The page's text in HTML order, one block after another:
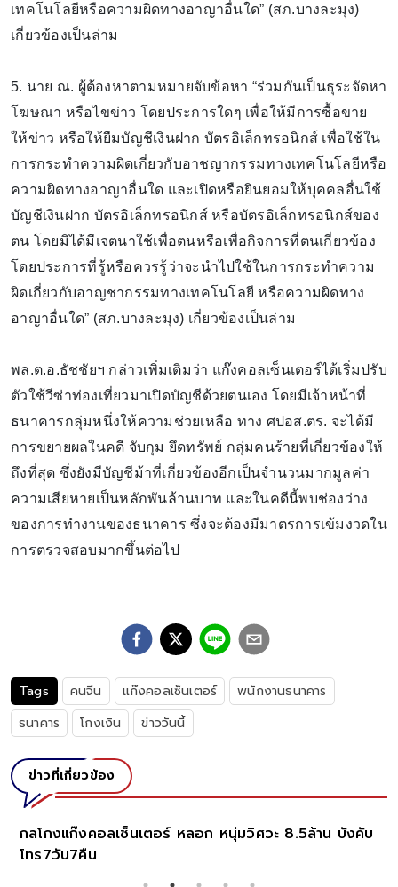
เทคโนโลยีหรือความผิดทางอาญาอื่นใด” (สภ.บางละมุง)
เกี่ยวข้องเป็นล่าม
5. นาย ณ. ผู้ต้องหาตามหมายจับข้อหา “ร่วมกันเป็นธุระจัดหา
โฆษณา หรือไขข่าว โดยประการใดๆ เพื่อให้มีการซื้อขาย
ให้ข่าว หรือให้ยืมบัญชีเงินฝาก บัตรอิเล็กทรอนิกส์ เพื่อใช้ใน
การกระทำความผิดเกี่ยวกับอาชญากรรมทางเทคโนโลยีหรือ
ความผิดทางอาญาอื่นใด และเปิดหรือยินยอมให้บุคคลอื่นใช้
บัญชีเงินฝาก บัตรอิเล็กทรอนิกส์ หรือบัตรอิเล็กทรอนิกส์ของ
ตน โดยมิได้มีเจตนาใช้เพื่อตนหรือเพื่อกิจการที่ตนเกี่ยวข้อง
โดยประการที่รู้หรือควรรู้ว่าจะนำไปใช้ในการกระทำความ
ผิดเกี่ยวกับอาญชากรรมทางเทคโนโลยี หรือความผิดทาง
อาญาอื่นใด” (สภ.บางละมุง) เกี่ยวข้องเป็นล่าม
พล.ต.อ.ธัชชัยฯ กล่าวเพิ่มเติมว่า แก๊งคอลเซ็นเตอร์ได้เริ่มปรับ
ตัวใช้วีซ่าท่องเที่ยวมาเปิดบัญชีด้วยตนเอง โดยมีเจ้าหน้าที่
ธนาคารกลุ่มหนึ่งให้ความช่วยเหลือ ทาง ศปอส.ตร. จะได้มี
การขยายผลในคดี จับกุม ยึดทรัพย์ กลุ่มคนร้ายที่เกี่ยวข้องให้
ถึงที่สุด ซึ่งยังมีบัญชีม้าที่เกี่ยวข้องอีกเป็นจำนวนมากมูลค่า
ความเสียหายเป็นหลักพันล้านบาท และในคดีนี้พบช่องว่าง
ของการทำงานของธนาคาร ซึ่งจะต้องมีมาตรการเข้มงวดใน
การตรวจสอบมากขึ้นต่อไป
Tags คนจีน แก๊งคอลเซ็นเตอร์
พนักงานธนาคาร
ธนาคาร
โกงเงิน ข่าววันนี้
ข่าวที่เกี่ยวข้อง
กลโกงแก๊งคอลเซ็นเตอร์ หลอก หนุ่มวิศวะ 8.5ล้าน บังคับ
โทร7วัน7คืน